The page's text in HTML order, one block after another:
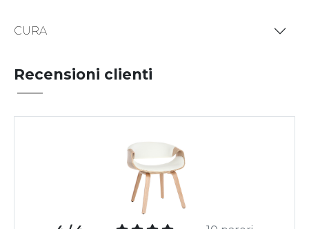
CURA
Recensioni clienti